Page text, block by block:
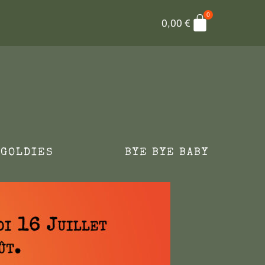
0,00€
0
Panier
BYE BYE BABY